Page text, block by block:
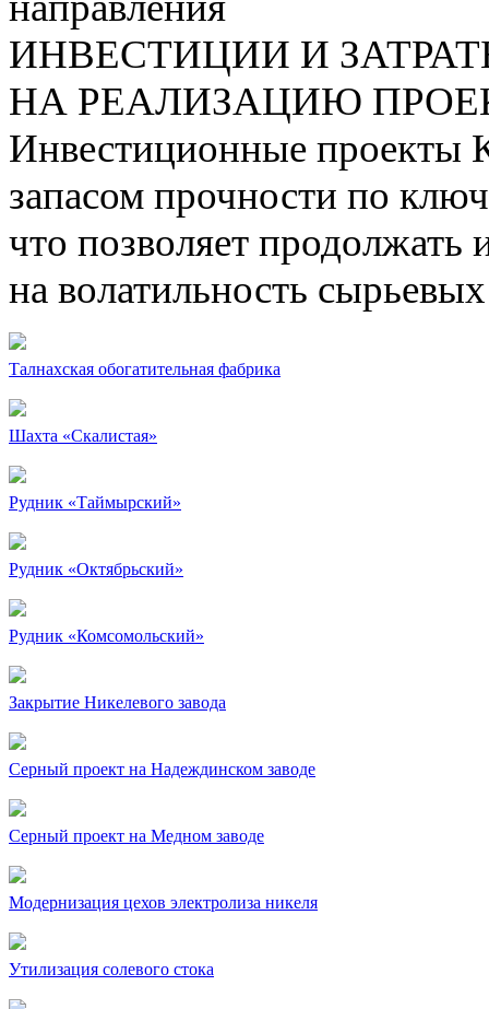
ИНВЕСТИЦИИ И
НА РЕАЛИЗАЦИЮ
Инвестиционные проекты
запасом прочности по
что позволяет продолжать
на волатильность
Талнахская обогатительная фабрика
Шахта «Скалистая»
Рудник «Таймырский»
Рудник «Октябрьский»
Рудник «Комсомольский»
Закрытие Никелевого завода
Серный проект на Надеждинском заводе
Серный проект на Медном заводе
Модернизация цехов электролиза никеля
Утилизация солевого стока